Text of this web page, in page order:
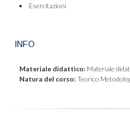
Esercitazioni
INFO
Materiale didattico: Materiale
Natura del corso: Teorico